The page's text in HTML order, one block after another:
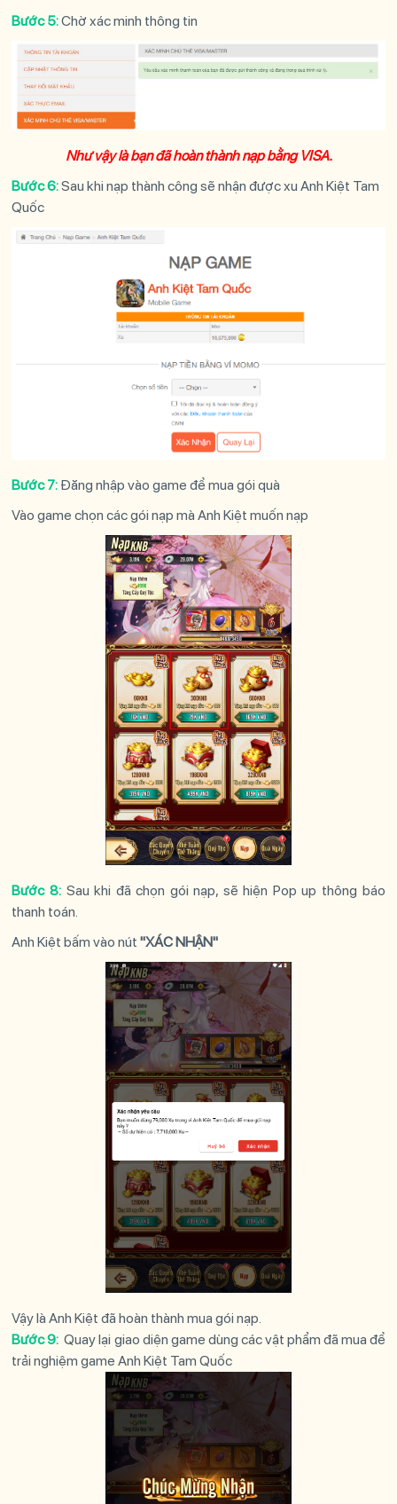
Bước 5:Chờ xác minh thông tin
Như vậy là bạn đã hoàn thành nạp bằng VISA.
Bước 6:Sau khi nạp thành công sẽ nhận được xu Anh Kiệt Tam
Quốc
Bước 7: Đăng nhập vào game để mua gói quà
Vào game chọn các gói nạp màAnh Kiệt muốn nạp
Bước 8: Sau khi đã chọn gói nạp, sẽ hiện Pop up thông báo
thanh toán.
Anh Kiệt bấm vào nút"XÁC NHẬN"
Vậy làAnh Kiệt đã hoàn thành mua gói nạp.
Bước 9: Quay lại giao diện game dùng các vật phẩm đã mua để
trải nghiệm game Anh Kiệt Tam Quốc